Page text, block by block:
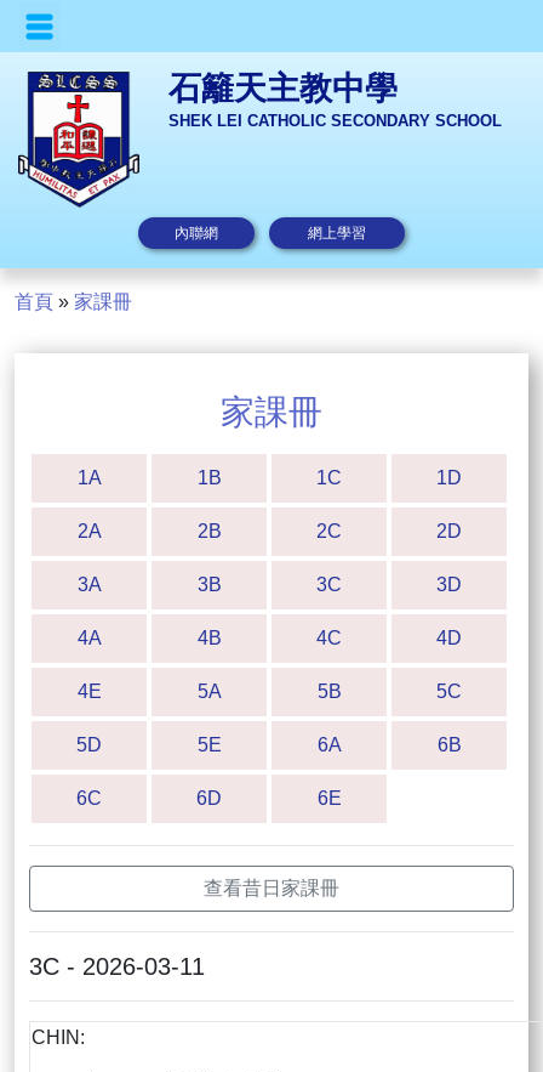
石籬天主教中學
SHEK LEI CATHOLIC SECONDARY SCHOOL
內聯網 網上學習
首頁 » 家課冊
家課冊
1A 1B 1C 1D
2A 2B 2C 2D
3A 3B 3C 3D
4A 4B 4C 4D
4E 5A 5B 5C
5D 5E 6A 6B
6C 6D 6E
查看昔日家課冊
3C - 2026-03-11
CHIN: